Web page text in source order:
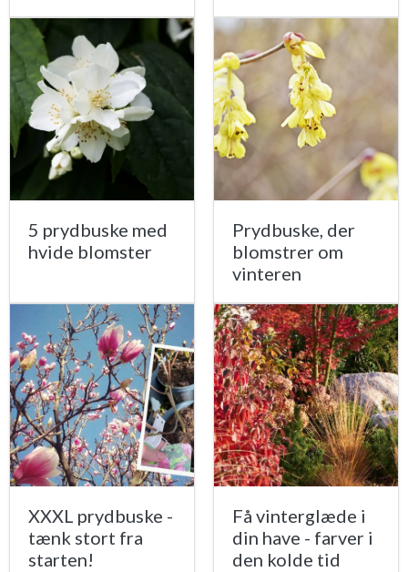
5 prydbuske med
hvide blomster
Prydbuske, der
blomstrer om
vinteren
XXXL prydbuske -
tænk stort fra
starten!
Få vinterglæde i
din have - farver i
den kolde tid